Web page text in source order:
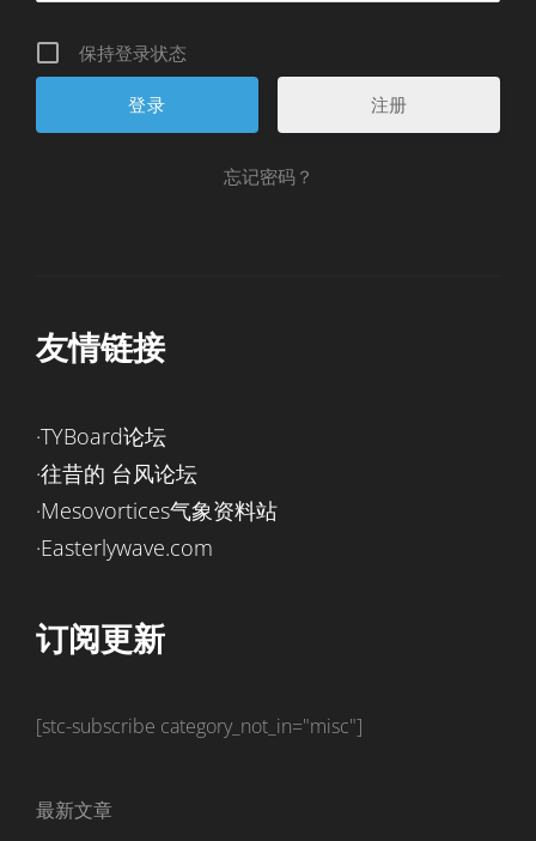
保持登录状态
注册
忘记密码？
友情链接
·TYBoard论坛
·往昔的 台风论坛
·Mesovortices气象资料站
·Easterlywave.com
订阅更新
[stc-subscribe category_not_in="misc"]
最新文章